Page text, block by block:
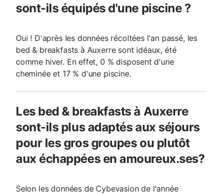
sont-ils équipés d'une piscine ?
Oui ! D'après les données récoltées l'an passé, les
bed & breakfasts à Auxerre sont idéaux, été
comme hiver. En effet, 0 % disposent d'une
cheminée et 17 % d'une piscine.
Les bed & breakfasts à Auxerre
sont-ils plus adaptés aux séjours
pour les gros groupes ou plutôt
aux échappées en amoureux.ses?
Selon les données de Cybevasion de l'année